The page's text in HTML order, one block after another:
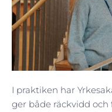
I praktiken har
ger både räckvidd